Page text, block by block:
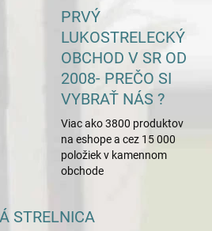
PRVÝ
LUKOSTRELECKÝ
OBCHOD V SR OD
2008- PREČO SI
VYBRAŤ NÁS ?
Viac ako 3800 produktov
na eshope a cez 15 000
položiek v kamennom
obchode
STRELNICA